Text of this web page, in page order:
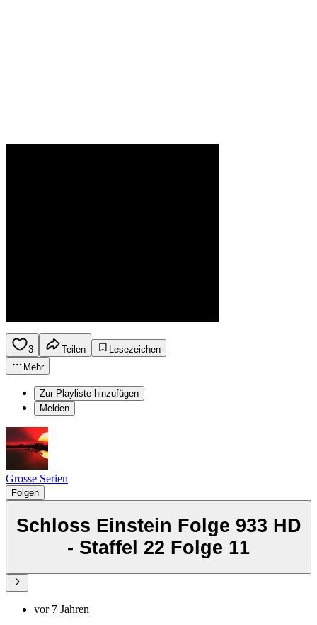
3 Teilen
Lesezeichen
Mehr
Zur Playliste hinzufügen
Melden
Grosse Serien
Folgen
Schloss Einstein Folge 933 HD
- Staffel 22 Folge 11
vor 7 Jahren